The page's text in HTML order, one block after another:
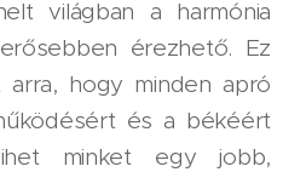
világban a harmónia
érezhető. Ez
arra, hogy minden apró
és a békéért
minket egy jobb,